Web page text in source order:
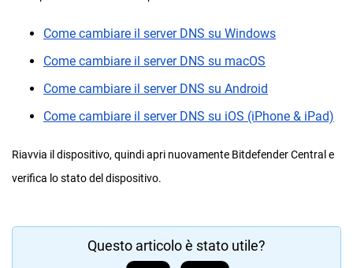
Come cambiare il server DNS su Windows
Come cambiare il server DNS su macOS
Come cambiare il server DNS su Android
Come cambiare il server DNS su iOS (iPhone & iPad)
Riavvia il dispositivo, quindi apri nuovamente Bitdefender Central e
verifica lo stato del dispositivo.
Questo articolo è stato utile?